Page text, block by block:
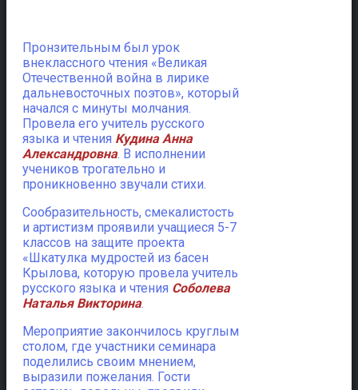
Пронзительным был урок
внеклассного чтения «Великая
Отечественной война в лирике
дальневосточных поэтов», который
начался с минуты молчания.
Провела его учитель русского
языка и чтения Кудина Анна
Александровна. В исполнении
учеников трогательно и
проникновенно звучали стихи.
Сообразительность, смекалистость
и артистизм проявили учащиеся 5-7
классов на защите проекта
«Шкатулка мудростей из басен
Крылова, которую провела учитель
русского языка и чтения Соболева
Наталья Викторина.
Мероприятие закончилось круглым
столом, где участники семинара
поделились своим мнением,
выразили пожелания. Гости